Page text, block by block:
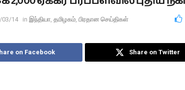
03/14 in இந்தியா தமிழகம் பிரதான செய்திகள்
on Facebook Share on Twitter